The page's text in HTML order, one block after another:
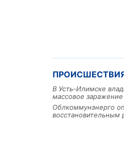
В Усть-Илимске
массовое
Облкоммунэнерго
восстановительным